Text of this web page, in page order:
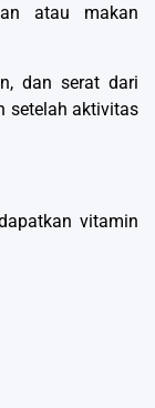
atau makan
dan serat dari
setelah aktivitas
vitamin